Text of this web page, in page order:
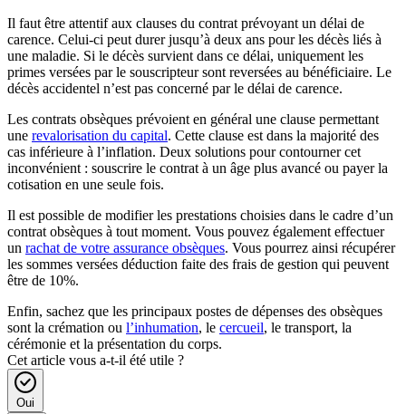
Il faut être attentif aux clauses du contrat prévoyant un délai de
carence. Celui-ci peut durer jusqu’à deux ans pour les décès liés à
une maladie. Si le décès survient dans ce délai, uniquement les
primes versées par le souscripteur sont reversées au bénéficiaire. Le
décès accidentel n’est pas concerné par le délai de carence.
Les contrats obsèques prévoient en général une clause permettant
une revalorisation du capital. Cette clause est dans la majorité des
cas inférieure à l’inflation. Deux solutions pour contourner cet
inconvénient : souscrire le contrat à un âge plus avancé ou payer la
cotisation en une seule fois.
Il est possible de modifier les prestations choisies dans le cadre d’un
contrat obsèques à tout moment. Vous pouvez également effectuer
un rachat de votre assurance obsèques. Vous pourrez ainsi récupérer
les sommes versées déduction faite des frais de gestion qui peuvent
être de 10%.
Enfin, sachez que les principaux postes de dépenses des obsèques
sont la crémation ou l’inhumation, le cercueil, le transport, la
cérémonie et la présentation du corps.
Cet article vous a-t-il été utile ?
Oui